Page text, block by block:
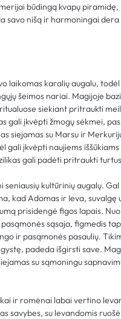
būdingą kvapų piramidę,
savo nišą ir harmoningai dera
laikomas karalių augalu,
šeimos nariai. Magijoje
siekiant pritraukti
gali įkvėpti žmogų sėkmei,
siejamas su Marsu ir
gali įkvėpti naujiems
gali padėti pritraukti
seniausių kultūrinių augalų.
kad Adomas ir Ieva, suvalgę
prisidengė figos lapais.
sąsaja, figmedis
ir pasąmonės pasaulių.
padeda išgirsti save.
su sąmoningu
ir romėnai labai vertino
savybes, su levandomis